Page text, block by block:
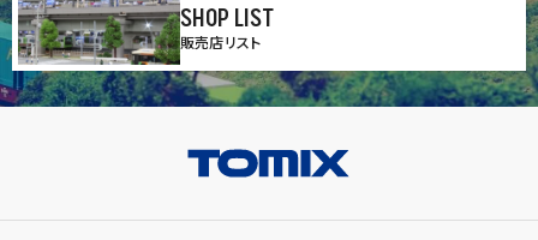
SHOP LIST
販売店リスト